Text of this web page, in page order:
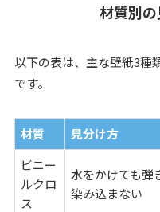
材質別
以下の表は、主な壁紙3種
です。
材質 見分け方
ビニー
ルクロ
ス
水をかけても弾
染み込まない